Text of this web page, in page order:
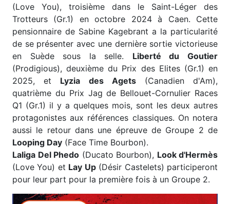
(Love You), troisième dans le Saint-Léger des
Trotteurs (Gr.1) en octobre 2024 à Caen. Cette
pensionnaire de Sabine Kagebrant a la particularité
de se présenter avec une dernière sortie victorieuse
en Suède sous la selle. Liberté du Goutier
(Prodigious), deuxième du Prix des Elites (Gr.1) en
2025, et Lyzia des Agets(Canadien d'Am),
quatrième du Prix Jag de Bellouet-Cornulier Races
Q1 (Gr.1) il y a quelques mois, sont les deux autres
protagonistes aux références classiques. On notera
aussi le retour dans une épreuve de Groupe 2 de
Looping Day (Face Time Bourbon).
Laliga Del Phedo (Ducato Bourbon), Look d'Hermès
(Love You) et Lay Up(Désir Castelets) participeront
pour leur part pour la première fois à un Groupe 2.